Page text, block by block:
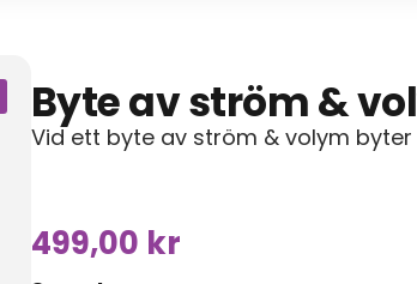
Byte av ström &
Vid ett byte av ström & volym
499,00 kr